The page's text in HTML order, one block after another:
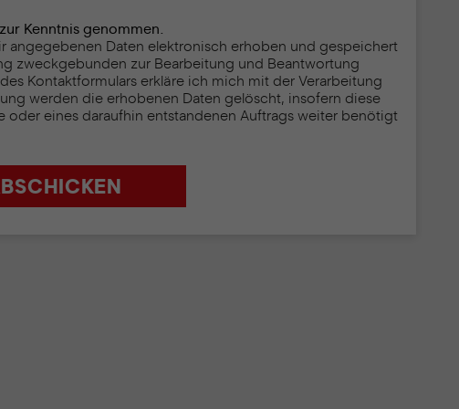
Kenntnis genommen.
angegebenen Daten elektronisch erhoben und gespeichert
zweckgebunden zur Bearbeitung und Beantwortung
Kontaktformulars erkläre ich mich mit der Verarbeitung
werden die erhobenen Daten gelöscht, insofern diese
eines daraufhin entstandenen Auftrags weiter benötigt